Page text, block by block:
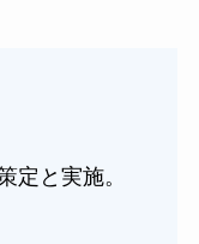
定と実施。